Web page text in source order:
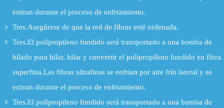
estiran durante el proceso de enfriamiento.
Tres.Asegúrese de que la red de fibras esté ordenada.
Tres.El polipropileno fundido será transportado a una bomba de
hilado para hilar, hilar y convertir el polipropileno fundido en fibra
superfina.Las fibras ultrafinas se enfrian por aire frío lateral y se
estiran durante el proceso de enfriamiento.
Tres.El polipropileno fundido será transportado a una bomba de